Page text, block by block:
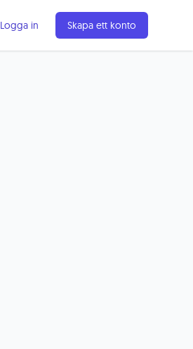
Logga in Skapa ett konto